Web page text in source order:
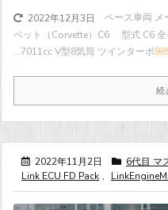
2022年12月3日
ベース車両
ベット（Corvette）C6 型式 C6
...7011cc V型8気筒 ツインターボ
続
2022年11月2日 6代目 マ
Link ECU FD Pack ,